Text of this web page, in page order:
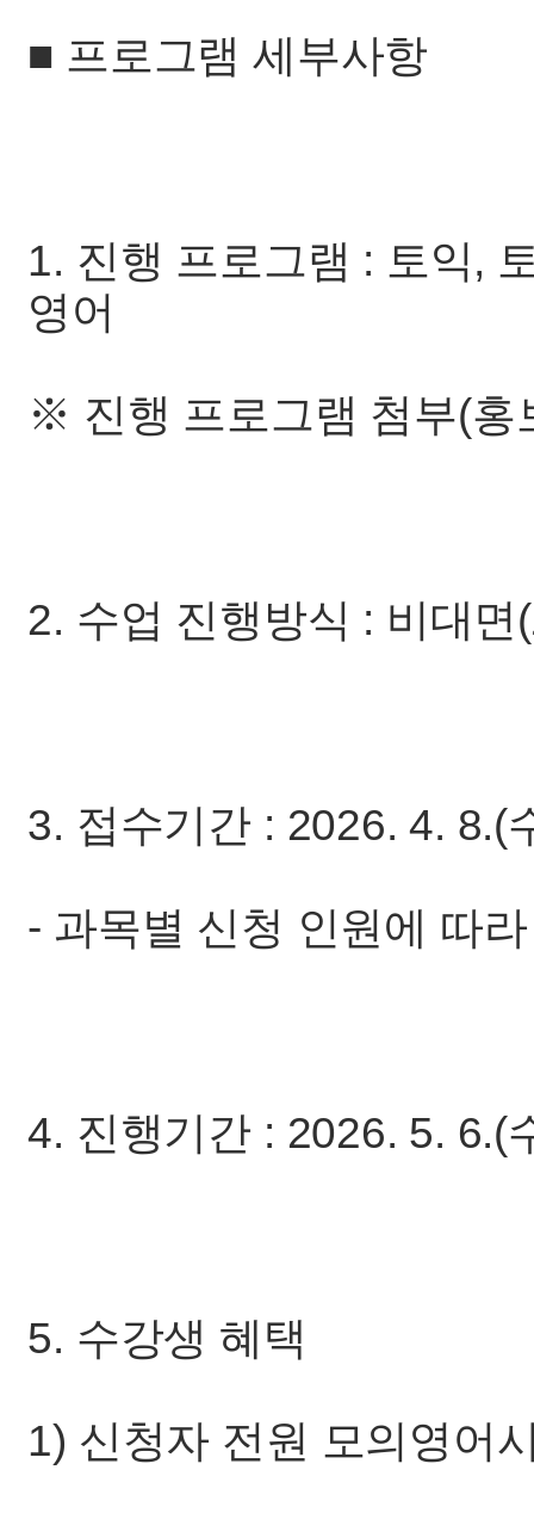
■ 프로그램 세부사항
1. 진행 프로그램 : 토익,
영어
※ 진행 프로그램 첨부(홍
2. 수업 진행방식 : 비대
3. 접수기간 : 2026. 4. 8.(
- 과목별 신청 인원에 따
4. 진행기간 : 2026. 5. 6.(
5. 수강생 혜택
1) 신청자 전원 모의영어